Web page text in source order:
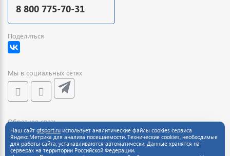
8 800 775-70-31
Поделиться
Мы в социальных сетях
Обратная связь
Наш сайт gtsport.ru использует аналитические файлы cookies сервиса
Яндекс.Метрика для анализа посещаемости. Технические cookies, необходимые
для работы сайта, устанавливаются автоматически. Данные хранятся на
серверах на территории Российской Федерации.